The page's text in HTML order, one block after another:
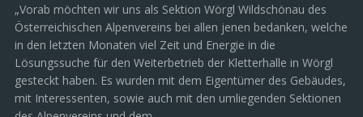
„Vorab möchten wir uns als Sektion Wörgl Wildschönau des
Österreichischen Alpenvereins bei allen jenen bedanken, welche
in den letzten Monaten viel Zeit und Energie in die
Lösungssuche für den Weiterbetrieb der Kletterhalle in Wörgl
gesteckt haben. Es wurden mit dem Eigentümer des Gebäudes,
mit Interessenten, sowie auch mit den umliegenden Sektionen